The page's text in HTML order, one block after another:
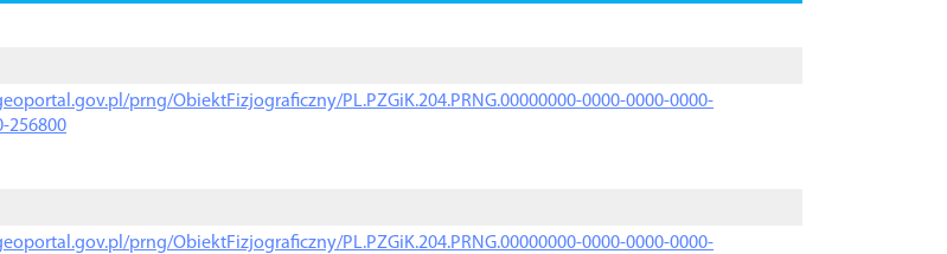
prng/ObiektFizjograficzny/PL.PZGiK.204.PRNG.00000000-0000-0000-0000-
256800
prng/ObiektFizjograficzny/PL.PZGiK.204.PRNG.00000000-0000-0000-0000-